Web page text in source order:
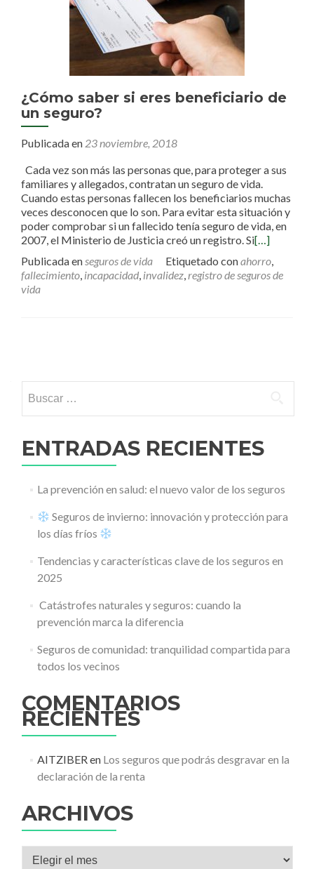
¿Cómo saber si eres beneficiario de
un seguro?
Publicada en 23 noviembre, 2018
Cada vez son más las personas que, para proteger a sus
familiares y allegados, contratan un seguro de vida.
Cuando estas personas fallecen los beneficiarios muchas
veces desconocen que lo son. Para evitar esta situación y
poder comprobar si un fallecido tenía seguro de vida, en
2007, el Ministerio de Justicia creó un registro. Si[…]
Publicada enseguros de vida Etiquetado conahorro,
fallecimiento, incapacidad, invalidez,registro de seguros de
vida
ENTRADAS RECIENTES
La prevención en salud: el nuevo valor de los seguros
Seguros de invierno: innovación y protección para
los días fríos
Tendencias y características clave de los seguros en
2025
️ Catástrofes naturales y seguros: cuando la
prevención marca la diferencia
Seguros de comunidad: tranquilidad compartida para
todos los vecinos
COMENTARIOS
RECIENTES
AITZIBERen Los seguros que podrás desgravar en la
declaración de la renta
ARCHIVOS
Archivos